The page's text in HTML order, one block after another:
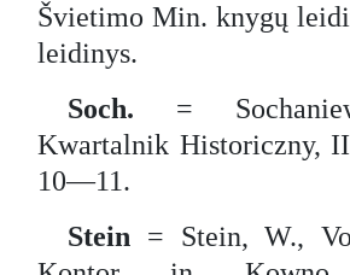
Švietimo Min. knygų
leidinys.
Soch. =
Kwartalnik Historiczny,
10—11.
Stein = Stein, W.,